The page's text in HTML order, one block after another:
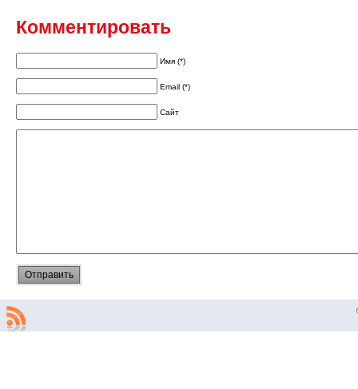
Комментировать
Имя (*)
Email (*)
Сайт